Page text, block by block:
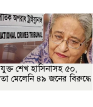
শেখ হাসিনাসহ ৫০,
মেলেনি ৪৯ জনের বিরুদ্ধে